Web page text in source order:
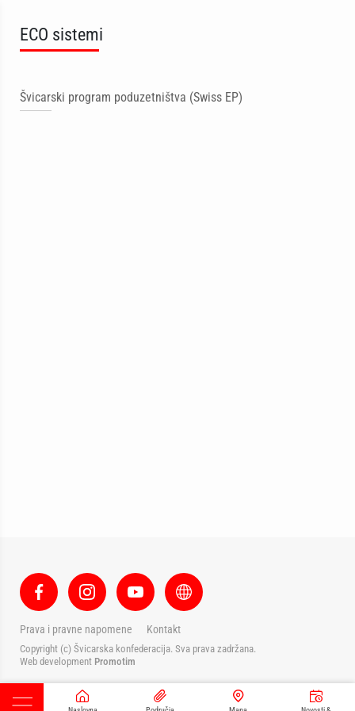
ECO sistemi
Švicarski program poduzetništva (Swiss EP)
Prava i pravne napomene Kontakt
Copyright (c) Švicarska konfederacija. Sva prava zadržana.
Web development Promotim